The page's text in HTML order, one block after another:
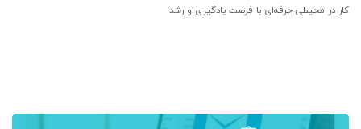
کار در محیطی حرفه‌ای با فرصت یادگیری و رشد.